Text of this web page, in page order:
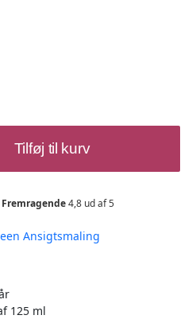
Tilføj til kurv
Fremragende4,8 ud af 5
Ansigtsmaling
125 ml